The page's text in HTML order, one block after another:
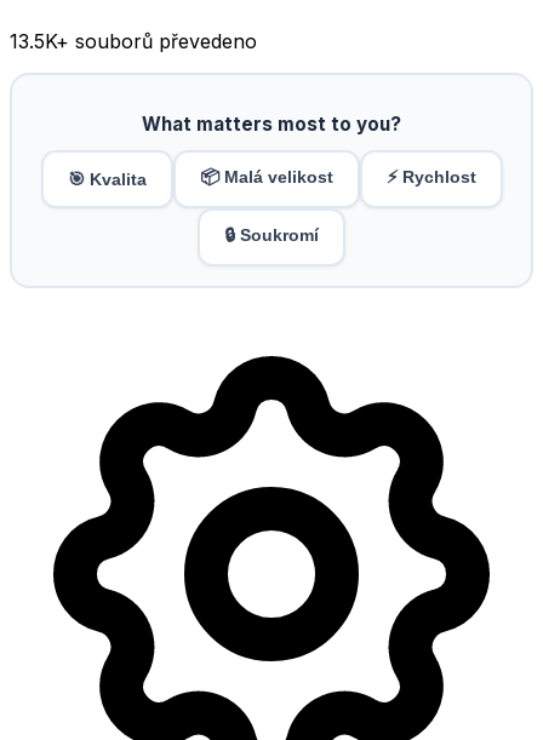
13.5K+ souborů převedeno
What matters most to you?
🎯 Kvalita 📦 Malá velikost ⚡ Rychlost
🔒 Soukromí